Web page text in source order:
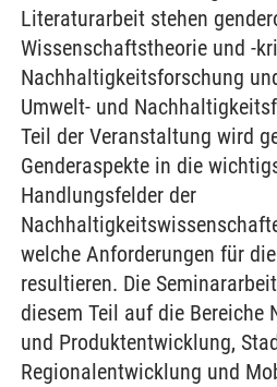
Literaturarbeit stehen
Wissenschaftstheorie und -
Nachhaltigkeitsforschung
Umwelt- und
Teil der Veranstaltung wird
Genderaspekte in die
Handlungsfelder der
welche Anforderungen für
resultieren. Die
diesem Teil auf die Bereiche
und Produktentwicklung,
Regionalentwicklung und